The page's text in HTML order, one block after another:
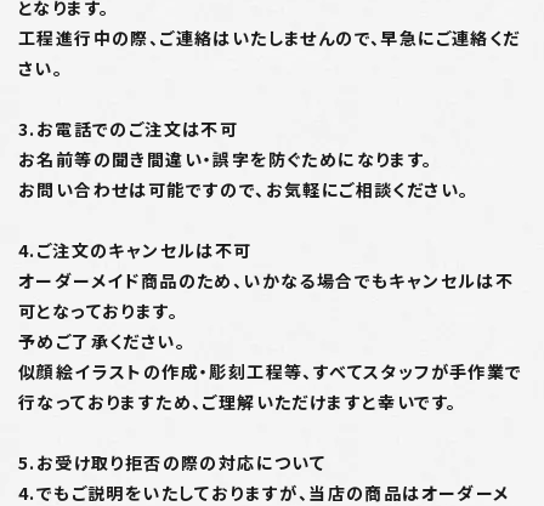
となります。
工程進行中の際、ご連絡はいたしませんので、早急にご連絡くだ
さい。
3.お電話でのご注文は不可
お名前等の聞き間違い・誤字を防ぐためになります。
お問い合わせは可能ですので、お気軽にご相談ください。
4.ご注文のキャンセルは不可
オーダーメイド商品のため、いかなる場合でもキャンセルは不
可となっております。
予めご了承ください。
似顔絵イラストの作成・彫刻工程等、すべてスタッフが手作業で
行なっておりますため、ご理解いただけますと幸いです。
5.お受け取り拒否の際の対応について
4.でもご説明をいたしておりますが、当店の商品はオーダーメ